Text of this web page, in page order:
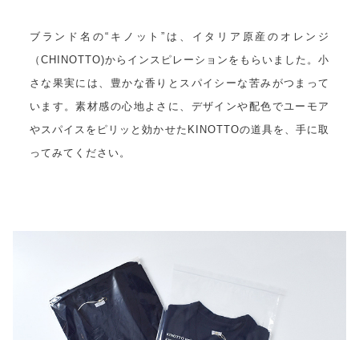
ブランド名の“キノット”は、イタリア原産のオレンジ
（CHINOTTO)からインスピレーションをもらいました。小
さな果実には、豊かな香りとスパイシーな苦みがつまって
います。素材感の心地よさに、デザインや配色でユーモア
やスパイスをピリッと効かせたKINOTTOの道具を、手に取
ってみてください。